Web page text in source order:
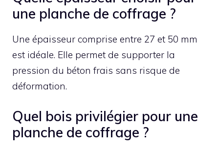
une planche de coffrage ?
Une épaisseur comprise entre 27 et 50 mm
est idéale. Elle permet de supporter la
pression du béton frais sans risque de
déformation.
Quel bois privilégier pour une
planche de coffrage ?